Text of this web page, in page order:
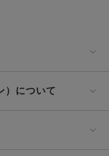
）について